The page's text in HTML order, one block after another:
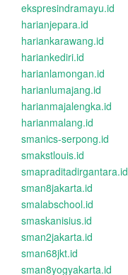
ekspresindramayu.id
harianjepara.id
hariankarawang.id
hariankediri.id
harianlamongan.id
harianlumajang.id
harianmajalengka.id
harianmalang.id
smanics-serpong.id
smakstlouis.id
smapraditadirgantara.id
sman8jakarta.id
smalabschool.id
smaskanisius.id
sman2jakarta.id
sman68jkt.id
sman8yogyakarta.id